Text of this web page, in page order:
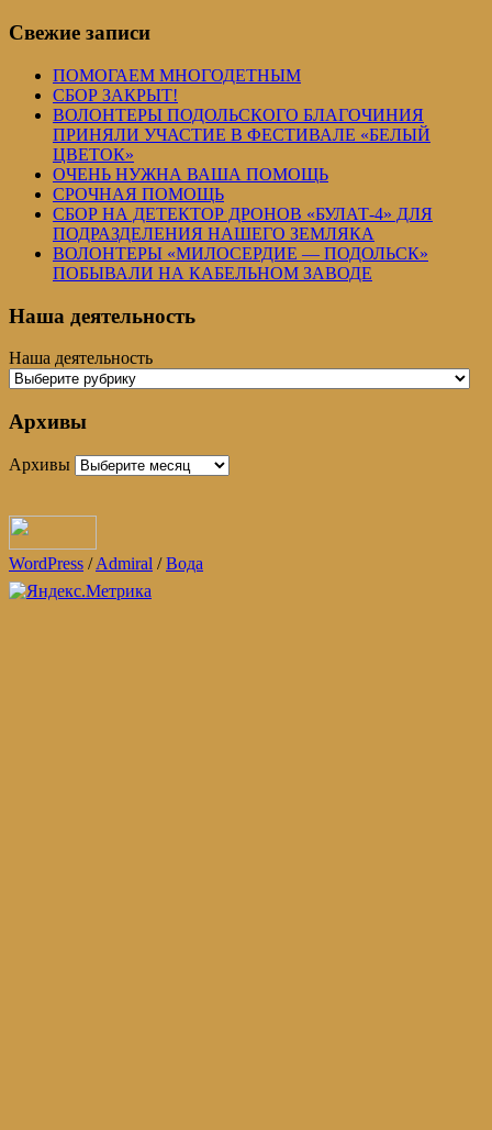
Свежие записи
ПОМОГАЕМ МНОГОДЕТНЫМ
СБОР ЗАКРЫТ!
ВОЛОНТЕРЫ ПОДОЛЬСКОГО БЛАГОЧИНИЯ
ПРИНЯЛИ УЧАСТИЕ В ФЕСТИВАЛЕ «БЕЛЫЙ
ЦВЕТОК»
ОЧЕНЬ НУЖНА ВАША ПОМОЩЬ
СРОЧНАЯ ПОМОЩЬ
СБОР НА ДЕТЕКТОР ДРОНОВ «БУЛАТ-4» ДЛЯ
ПОДРАЗДЕЛЕНИЯ НАШЕГО ЗЕМЛЯКА
ВОЛОНТЕРЫ «МИЛОСЕРДИЕ — ПОДОЛЬСК»
ПОБЫВАЛИ НА КАБЕЛЬНОМ ЗАВОДЕ
Наша деятельность
Наша деятельность
Архивы
Архивы
WordPress /Admiral /Вода